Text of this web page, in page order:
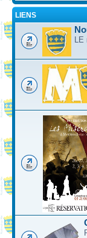
LIENS
LE